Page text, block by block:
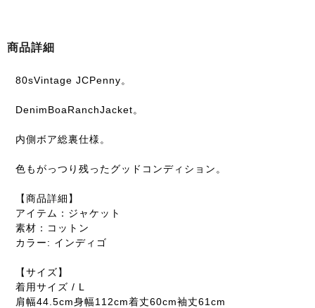
商品詳細
80sVintage JCPenny。
DenimBoaRanchJacket。
内側ボア総裏仕様。
色もがっつり残ったグッドコンディション。
【商品詳細】
アイテム：ジャケット
素材：コットン
カラー: インディゴ
【サイズ】
着用サイズ / L
肩幅44.5cm身幅112cm着丈60cm袖丈61cm